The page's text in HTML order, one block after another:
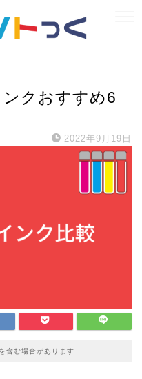
クおすすめ6
2022年9月19日
含む場合があります